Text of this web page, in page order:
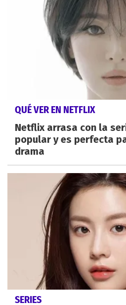
QUÉ VER EN NETFLIX
Netflix arrasa con la
popular y es perfecta
drama
SERIES